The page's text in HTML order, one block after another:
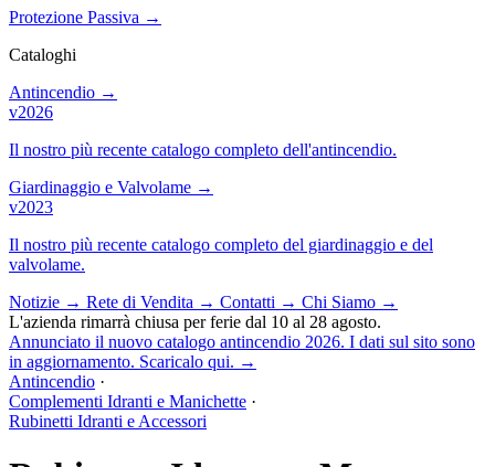
Protezione Passiva →
Cataloghi
Antincendio →
v2026
Il nostro più recente catalogo completo dell'antincendio.
Giardinaggio e Valvolame →
v2023
Il nostro più recente catalogo completo del giardinaggio e del
valvolame.
Notizie → Rete di Vendita → Contatti → Chi Siamo →
L'azienda rimarrà chiusa per ferie dal 10 al 28 agosto.
Annunciato il nuovo catalogo antincendio 2026. I dati sul sito sono
in aggiornamento. Scaricalo qui. →
Antincendio ·
Complementi Idranti e Manichette ·
Rubinetti Idranti e Accessori